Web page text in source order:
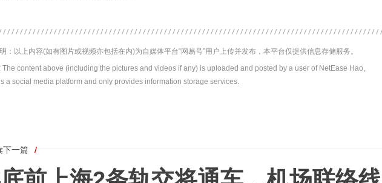
：以上内容(如有图片或视频亦包括在内)为自媒体平台“网易号”用户上传并发布，本平台仅提供信息存储服务。
The content above (including the pictures and videos if any) is uploaded and posted by a user of NetEase Hao,
a social media platform and only provides information storage services.
下一篇 /